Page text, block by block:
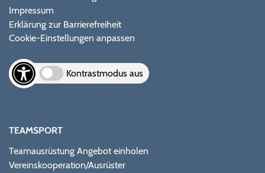
Impressum
Erklärung zur Barrierefreiheit
Cookie-Einstellungen anpassen
Kontrastmodus aus
TEAMSPORT
Teamausrüstung Angebot einholen
Vereinskooperation/Ausrüster